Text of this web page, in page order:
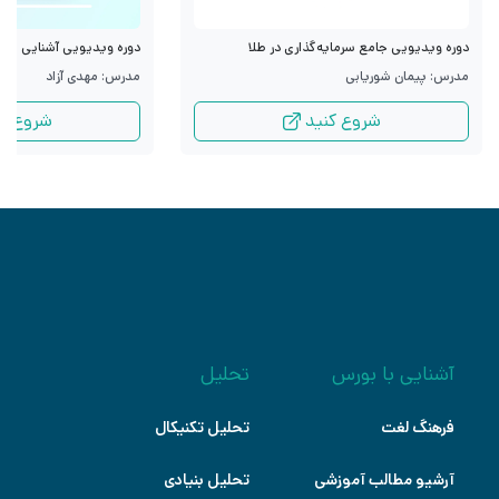
دوره ویدیویی جامع سرمایه‌گذاری در طلا
مدرس: پیمان شوریابی
شروع کنید
دوره ویدیویی آشنایی با
مدرس: مهدی آزاد
شروع
آشنایی با بورس
فرهنگ لغت
آرشیو مطالب آموزشی
تحلیل
تحلیل تکنیکال
تحلیل بنیادی